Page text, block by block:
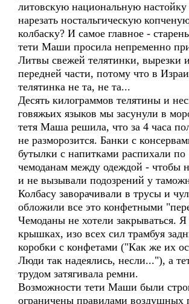
литовскую национальную
нарезать ностальгическую
колбаску? И самое главное -
тети Маши просила непременно
Литвы свежей телятинки, вырезки
передней части, потому что в
телятинка не та, не та...
Десять килограммов телятины и
говяжьих языков мы засунули в
тетя Маша решила, что за 4 часа
не разморозится. Банки с
бутылки с напитками распихали по
чемоданам между одеждой - чтобы
и не вызывали подозрений у
Колбасу заворачивали в трусы и
обложили все это конфетными
Чемоданы не хотели закрываться. Я
крышках, изо всех сил трамбуя
коробки с конфетами ("Как же их
Люди так надеялись, несли..."), а
трудом затягивала ремни.
Возможности тети Маши были
ограничены правилами воздушных